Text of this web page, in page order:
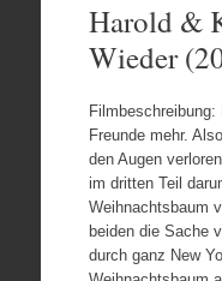
Harold &
Wieder
Freunde mehr.
den Augen
im dritten Teil
Weihnachtsbaum
beiden die Sache
durch ganz New